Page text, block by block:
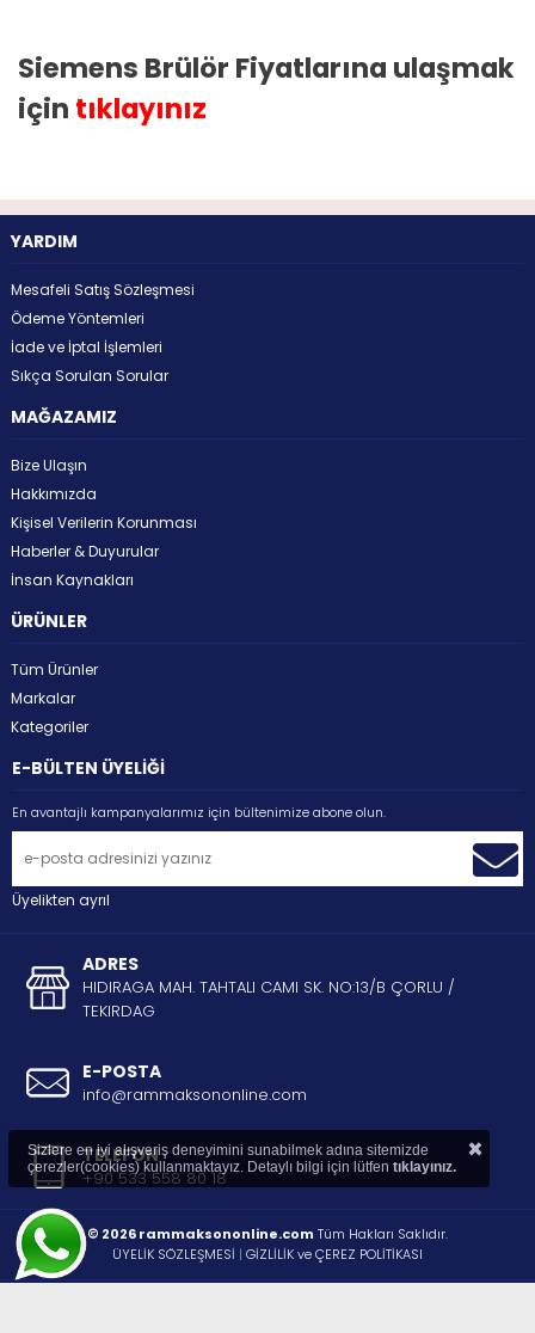
Siemens Brülör Fiyatlarına ulaşmak
için tıklayınız
YARDIM
Mesafeli Satış Sözleşmesi
Ödeme Yöntemleri
İade ve İptal İşlemleri
Sıkça Sorulan Sorular
MAĞAZAMIZ
Bize Ulaşın
Hakkımızda
Kişisel Verilerin Korunması
Haberler & Duyurular
İnsan Kaynakları
ÜRÜNLER
Tüm Ürünler
Markalar
Kategoriler
E-BÜLTEN ÜYELİĞİ
En avantajlı kampanyalarımız için bültenimize abone olun.
Üyelikten ayrıl
ADRES
HIDIRAGA MAH. TAHTALI CAMI SK. NO:13/B ÇORLU /
TEKIRDAG
E-POSTA
info@rammaksononline.com
TELEFON
+90 533 558 80 18
© 2026 rammaksononline.com Tüm Hakları Saklıdır.
ÜYELİK SÖZLEŞMESİ | GİZLİLİK ve ÇEREZ POLİTİKASI
Sizlere en iyi alışveriş deneyimini sunabilmek adına sitemizde
çerezler(cookies) kullanmaktayız. Detaylı bilgi için lütfen tıklayınız. ×